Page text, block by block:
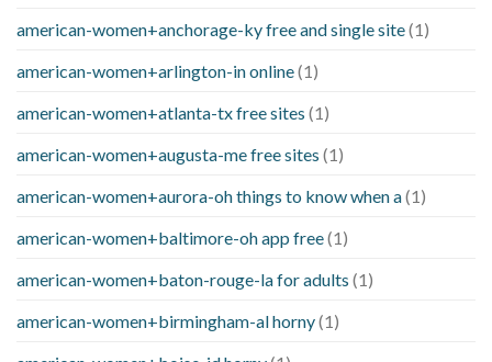
american-women+anchorage-ky free and single site(1)
american-women+arlington-in online(1)
american-women+atlanta-tx free sites (1)
american-women+augusta-me free sites (1)
american-women+aurora-oh things to know when a(1)
american-women+baltimore-oh app free(1)
american-women+baton-rouge-la for adults (1)
american-women+birmingham-al horny(1)